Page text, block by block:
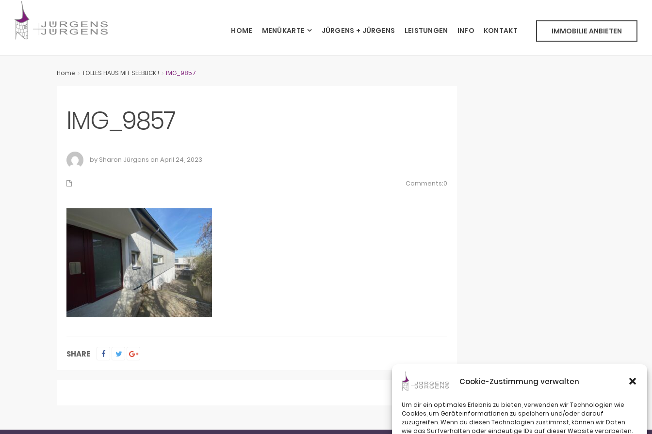
Cookie-Zustimmung verwalten
Um dir ein optimales Erlebnis zu bieten, verwenden wir Technologien wie
Cookies, um Geräteinformationen zu speichern und/oder darauf
zuzugreifen. Wenn du diesen Technologien zustimmst, können wir Daten
wie das Surfverhalten oder eindeutige IDs auf dieser Website verarbeiten.
IMMOBILIE ANBIETEN
HOME MENÜKARTE JÜRGENS + JÜRGENS LEISTUNGEN INFO KONTAKT
Home TOLLES HAUS MIT SEEBLICK ! IMG_9857
IMG_9857
by Sharon Jürgens on April 24, 2023
Comments:0
SHARE